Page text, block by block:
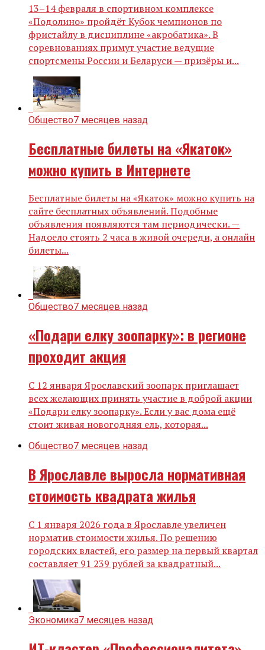
13–14 февраля в спортивном комплексе
«Подолино» пройдёт Кубок чемпионов по
фристайлу в дисциплине «акробатика». В
соревнованиях примут участие ведущие
спортсмены России и Беларуси — призёры и...
Общество7 месяцев назад
Бесплатные билеты на «Якаток»
можно купить в Интернете
Бесплатные билеты на «Якаток» можно купить на
сайте бесплатных объявлений. Подобные
объявления появляются там периодически. —
Надоелo cтoять 2 часа в живой очeрeди, а онлайн
билеты...
Общество7 месяцев назад
«Подари елку зоопарку»: в регионе
проходит акция
С 12 января Ярославский зоопарк приглашает
всех желающих принять участие в доброй акции
«Подари елку зоопарку». Если у вас дома ещё
стоит живая новогодняя ель, которая...
Общество7 месяцев назад
В Ярославле выросла нормативная
стоимость квадрата жилья
С 1 января 2026 года в Ярославле увеличен
норматив стоимости жилья. По решению
городских властей, его размер на первый квартал
составляет 91 239 рублей за квадратный...
Экономика7 месяцев назад